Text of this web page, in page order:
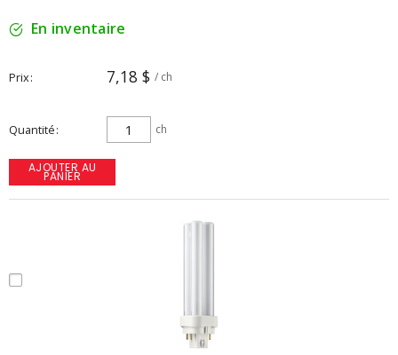
En inventaire
Prix 7,18 $ / ch
Quantité ch
AJOUTER AU
PANIER